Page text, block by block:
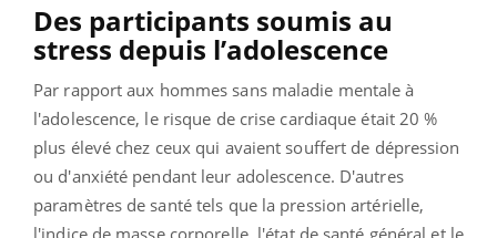
Des participants soumis au
stress depuis l’adolescence
Par rapport aux hommes sans maladie mentale à
l'adolescence, le risque de crise cardiaque était 20 %
plus élevé chez ceux qui avaient souffert de dépression
ou d'anxiété pendant leur adolescence. D'autres
paramètres de santé tels que la pression artérielle,
l'indice de masse corporelle, l'état de santé général et le